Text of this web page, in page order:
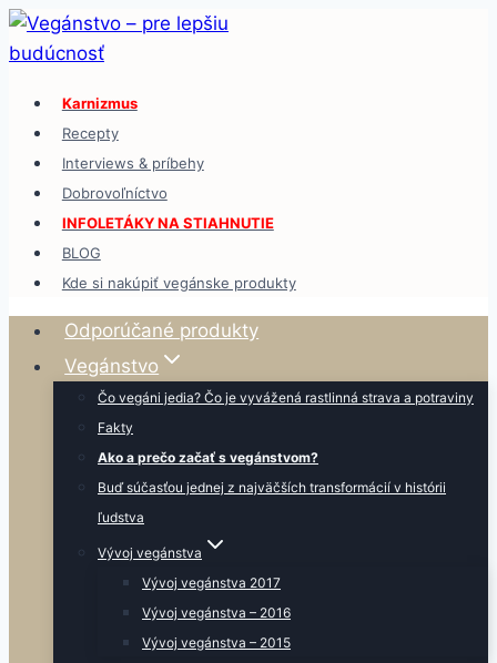
Skip
to
Karnizmus
Recepty
Interviews & príbehy
Dobrovoľníctvo
INFOLETÁKY NA STIAHNUTIE
BLOG
Kde si nakúpiť vegánske produkty
Odporúčané produkty
Vegánstvo
Čo vegáni jedia? Čo je vyvážená rastlinná strava a potraviny
Fakty
Ako a prečo začať s vegánstvom?
Buď súčasťou jednej z najväčších transformácií v histórii
ľudstva
Vývoj vegánstva
Vývoj vegánstva 2017
Vývoj vegánstva – 2016
Vývoj vegánstva – 2015